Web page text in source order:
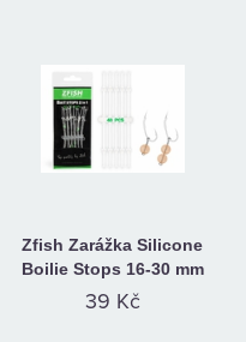
Zfish Zarážka Silicone
Boilie Stops 16-30 mm
39 Kč